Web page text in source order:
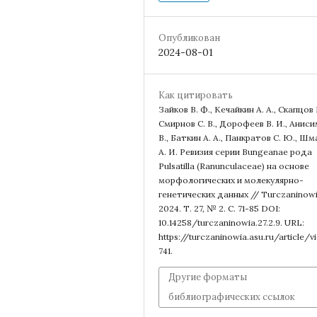
Опубликован
2024-08-01
Как цитировать
Зайков В. Ф., Кечайкин А. А., Скапцов
Смирнов С. В., Дорофеев В. И.,
В., Баткин А. А., Панкратов С. Ю.,
А. И. Ревизия серии Bungeanae рода
Pulsatilla (Ranunculaceae) на основе
морфологических и молекулярно-
генетических данных //
2024. Т. 27, № 2. С. 71-85 DOI:
10.14258/turczaninowia.27.2.9. URL:
https://turczaninowia.asu.ru/article/
741.
Другие форматы
библиографических ссылок